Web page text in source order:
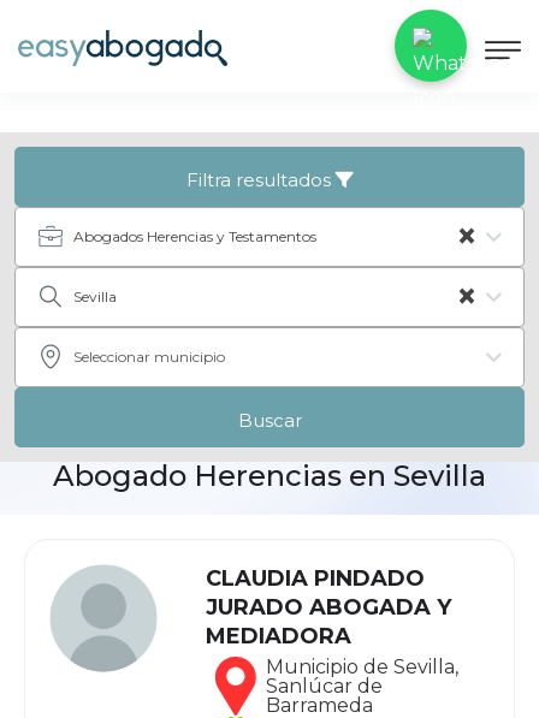
Filtra resultados
×
Abogados Herencias y Testamentos
×
Sevilla
Seleccionar municipio
Buscar
Abogado Herencias en Sevilla
CLAUDIA PINDADO
JURADO ABOGADA Y
MEDIADORA
Municipio de Sevilla,
Sanlúcar de
Barrameda